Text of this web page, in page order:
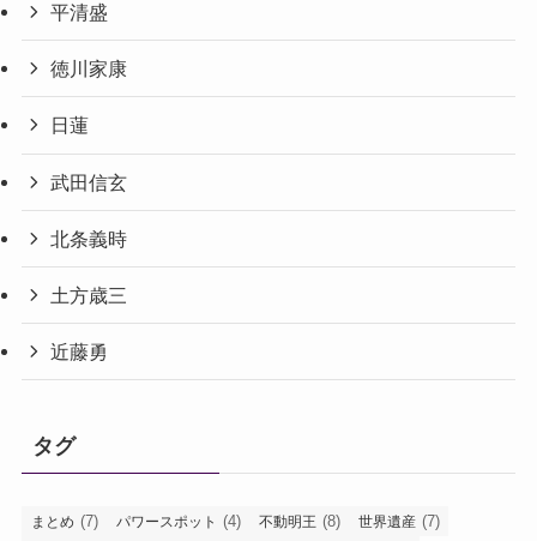
平清盛
徳川家康
日蓮
武田信玄
北条義時
土方歳三
近藤勇
タグ
まとめ (7) パワースポット (4) 不動明王 (8) 世界遺産 (7)